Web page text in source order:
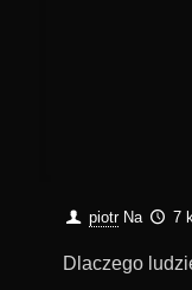
piotr Na 7
Dlaczego